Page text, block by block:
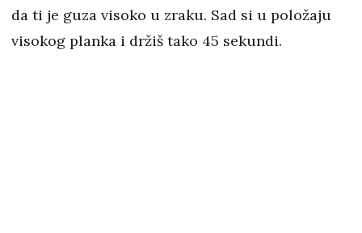
da ti je guza visoko u zraku. Sad si u položaju
visokog planka i držiš tako 45 sekundi.